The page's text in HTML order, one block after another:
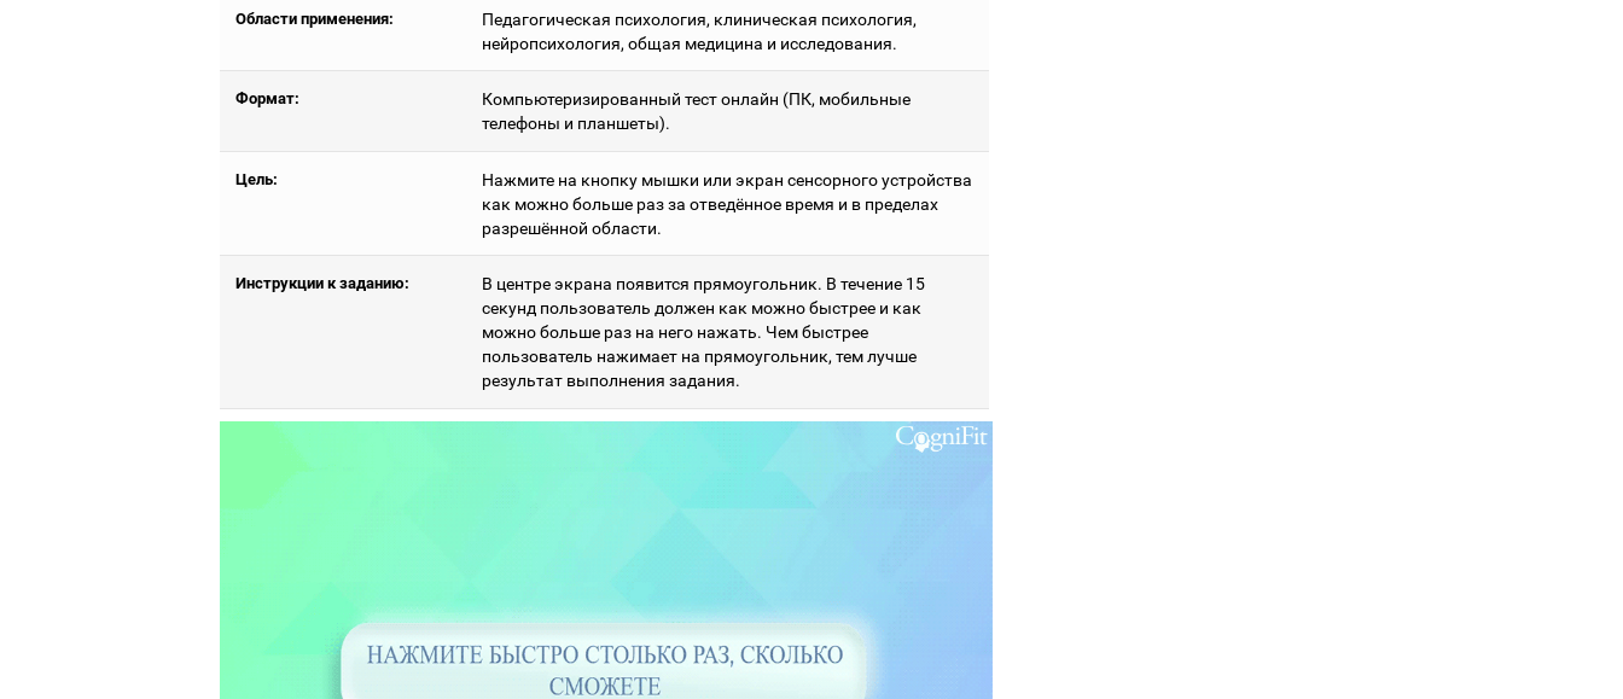
Области применения:
Педагогическая психология, клиническая психология,
нейропсихология, общая медицина и исследования.
Формат:
Компьютеризированный тест онлайн (ПК, мобильные
телефоны и планшеты).
Цель:
Нажмите на кнопку мышки или экран сенсорного устройства
как можно больше раз за отведённое время и в пределах
разрешённой области.
Инструкции к заданию:
В центре экрана появится прямоугольник. В течение 15
секунд пользователь должен как можно быстрее и как
можно больше раз на него нажать. Чем быстрее
пользователь нажимает на прямоугольник, тем лучше
результат выполнения задания.